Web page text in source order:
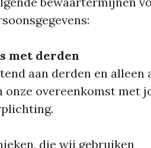
met derden
aan derden en alleen
overeenkomst met
die wij gebruiken